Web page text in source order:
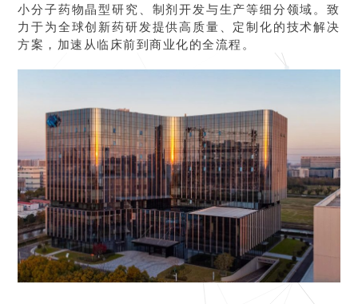
小分子药物晶型研究、制剂开发与生产等细分领域。致
力于为全球创新药研发提供高质量、定制化的技术解决
方案，加速从临床前到商业化的全流程。